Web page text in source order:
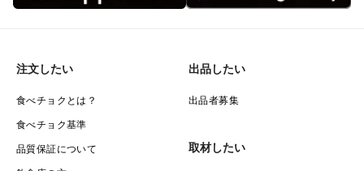
注文したい
食べチョクとは？
食べチョク基準
品質保証について
出品したい
出品者募集
取材したい